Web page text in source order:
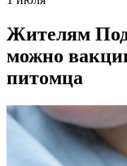
Жителям
можно
питомца